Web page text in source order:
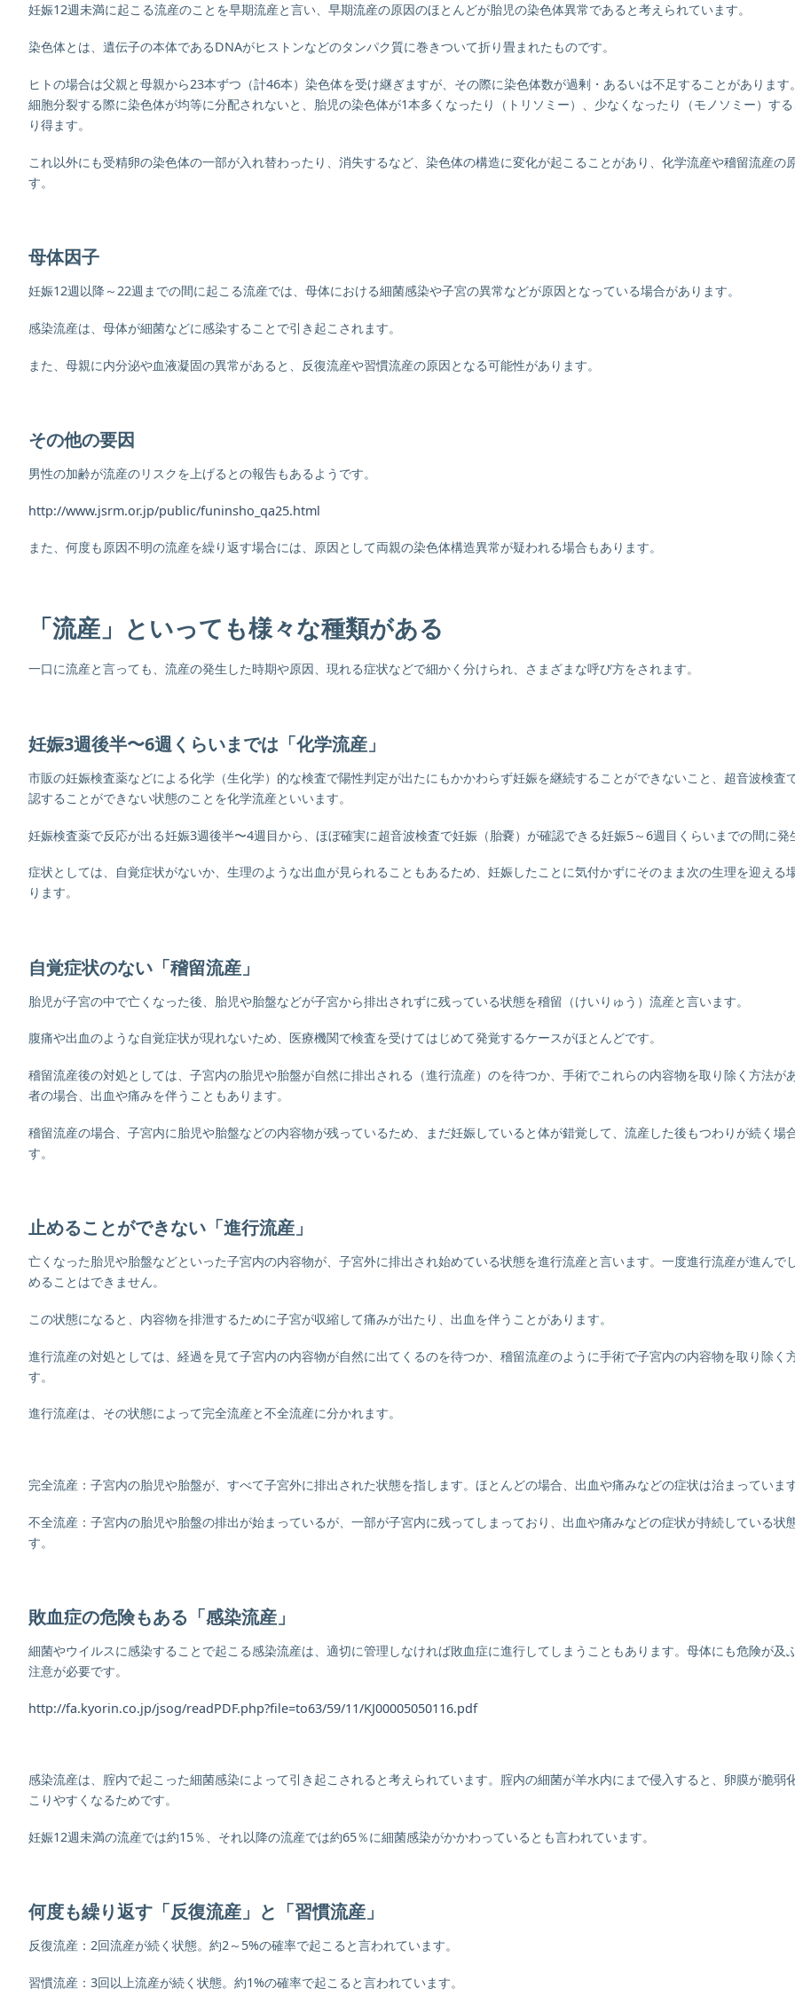
妊娠12週未満に起こる流産のことを早期流産と言い、早期流産の原因のほとんどが胎児の染色体異常であると考えられています。
染色体とは、遺伝子の本体であるDNAがヒストンなどのタンパク質に巻きついて折り畳まれたものです。
ヒトの場合は父親と母親から23本ずつ（計46本）染色体を受け継ぎますが、その際に染色体数が過剰・あるいは不足することがあります
細胞分裂する際に染色体が均等に分配されないと、胎児の染色体が1本多くなったり（トリソミー）、少なくなったり（モノソミー）する
り得ます。
これ以外にも受精卵の染色体の一部が入れ替わったり、消失するなど、染色体の構造に変化が起こることがあり、化学流産や稽留流産の
す。
母体因子
妊娠12週以降～22週までの間に起こる流産では、母体における細菌感染や子宮の異常などが原因となっている場合があります。
感染流産は、母体が細菌などに感染することで引き起こされます。
また、母親に内分泌や血液凝固の異常があると、反復流産や習慣流産の原因となる可能性があります。
その他の要因
男性の加齢が流産のリスクを上げるとの報告もあるようです。
http://www.jsrm.or.jp/public/funinsho_qa25.html
また、何度も原因不明の流産を繰り返す場合には、原因として両親の染色体構造異常が疑われる場合もあります。
「流産」といっても様々な種類がある
一口に流産と言っても、流産の発生した時期や原因、現れる症状などで細かく分けられ、さまざまな呼び方をされます。
妊娠3週後半〜6週くらいまでは「化学流産」
市販の妊娠検査薬などによる化学（生化学）的な検査で陽性判定が出たにもかかわらず妊娠を継続することができないこと、超音波検査
認することができない状態のことを化学流産といいます。
妊娠検査薬で反応が出る妊娠3週後半〜4週目から、ほぼ確実に超音波検査で妊娠（胎嚢）が確認できる妊娠5～6週目くらいまでの間に発
症状としては、自覚症状がないか、生理のような出血が見られることもあるため、妊娠したことに気付かずにそのまま次の生理を迎える
ります。
自覚症状のない「稽留流産」
胎児が子宮の中で亡くなった後、胎児や胎盤などが子宮から排出されずに残っている状態を稽留（けいりゅう）流産と言います。
腹痛や出血のような自覚症状が現れないため、医療機関で検査を受けてはじめて発覚するケースがほとんどです。
稽留流産後の対処としては、子宮内の胎児や胎盤が自然に排出される（進行流産）のを待つか、手術でこれらの内容物を取り除く方法が
者の場合、出血や痛みを伴うこともあります。
稽留流産の場合、子宮内に胎児や胎盤などの内容物が残っているため、まだ妊娠していると体が錯覚して、流産した後もつわりが続く場
す。
止めることができない「進行流産」
亡くなった胎児や胎盤などといった子宮内の内容物が、子宮外に排出され始めている状態を進行流産と言います。一度進行流産が進んで
めることはできません。
この状態になると、内容物を排泄するために子宮が収縮して痛みが出たり、出血を伴うことがあります。
進行流産の対処としては、経過を見て子宮内の内容物が自然に出てくるのを待つか、稽留流産のように手術で子宮内の内容物を取り除く
す。
進行流産は、その状態によって完全流産と不全流産に分かれます。
完全流産：子宮内の胎児や胎盤が、すべて子宮外に排出された状態を指します。ほとんどの場合、出血や痛みなどの症状は治まっています
不全流産：子宮内の胎児や胎盤の排出が始まっているが、一部が子宮内に残ってしまっており、出血や痛みなどの症状が持続している状
す。
敗血症の危険もある「感染流産」
細菌やウイルスに感染することで起こる感染流産は、適切に管理しなければ敗血症に進行してしまうこともあります。母体にも危険が及
注意が必要です。
http://fa.kyorin.co.jp/jsog/readPDF.php?file=to63/59/11/KJ00005050116.pdf
感染流産は、腟内で起こった細菌感染によって引き起こされると考えられています。腟内の細菌が羊水内にまで侵入すると、卵膜が脆弱
こりやすくなるためです。
妊娠12週未満の流産では約15％、それ以降の流産では約65％に細菌感染がかかわっているとも言われています。
何度も繰り返す「反復流産」と「習慣流産」
反復流産：2回流産が続く状態。約2～5%の確率で起こると言われています。
習慣流産：3回以上流産が続く状態。約1%の確率で起こると言われています。